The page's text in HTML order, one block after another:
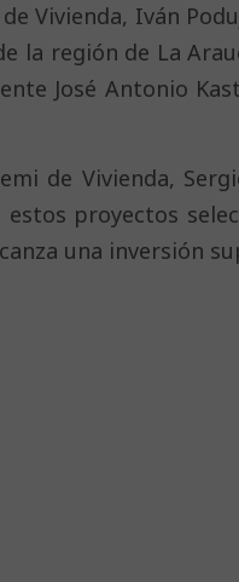
Vivienda, Iván
la región de La
José Antonio
de Vivienda,
proyectos
una inversión